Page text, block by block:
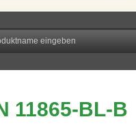
11865-BL-B